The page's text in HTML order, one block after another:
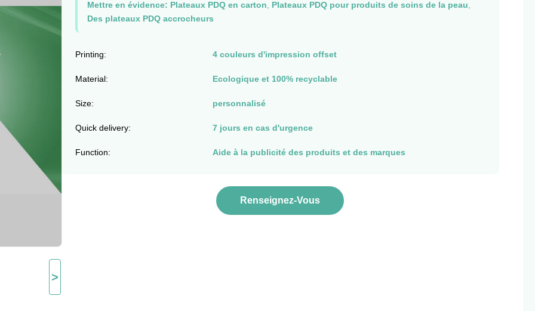
>
Mettre en évidence: Plateaux PDQ en carton Plateaux PDQ pour produits de soins de la peau
Des plateaux PDQ accrocheurs
Printing: 4 couleurs d'impression offset
Material: Ecologique et 100% recyclable
Size: personnalisé
Quick delivery: 7 jours en cas d'urgence
Function: Aide à la publicité des produits et des marques
Renseignez-Vous